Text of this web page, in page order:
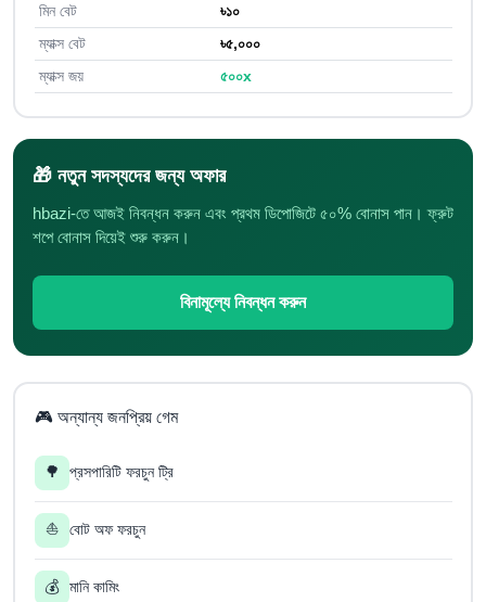
মিন বেট
৳১০
ম্যাক্স বেট
৳৫,০০০
ম্যাক্স জয়
৫০০x
🎁 নতুন সদস্যদের জন্য অফার
hbazi-তে আজই নিবন্ধন করুন এবং প্রথম ডিপোজিটে ৫০% বোনাস পান। ফ্রুট
শপে বোনাস দিয়েই শুরু করুন।
বিনামূল্যে নিবন্ধন করুন
🎮 অন্যান্য জনপ্রিয় গেম
🌳 প্রসপারিটি ফরচুন ট্রি
⛵ বোট অফ ফরচুন
💰 মানি কামিং